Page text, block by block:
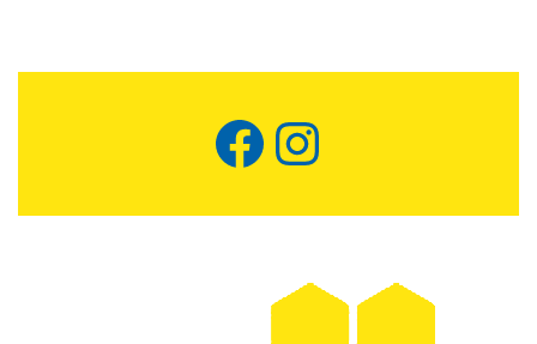
Facebook
Instagram